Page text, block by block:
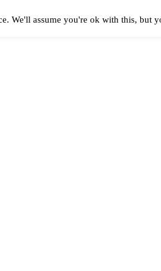
We'll assume you're ok with this, but